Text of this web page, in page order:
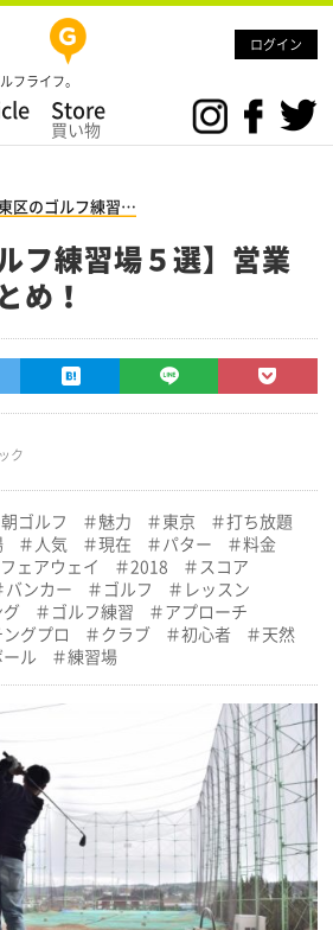
ログイン
フライフ。
Store
買い物
東区のゴルフ練習…
フ練習場５選】営業
め！
ク
朝ゴルフ 魅力 東京
打ち放題
人気 現在 パター
料金
フェアウェイ 2018
スコア
バンカー ゴルフ
レッスン
ゴルフ練習
アプローチ
グプロ クラブ 初心者
天然
ール 練習場